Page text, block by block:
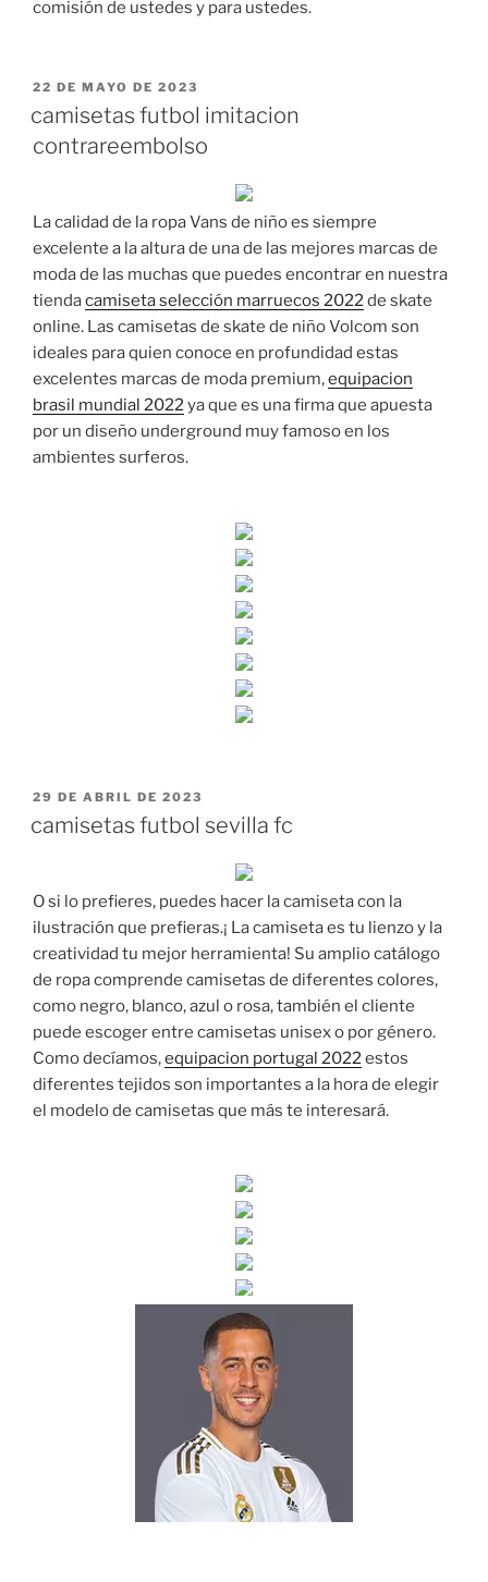
comisión de ustedes y para ustedes.
PUBLICADO
22 DE MAYO DE 2023
camisetas futbol imitacion
contrareembolso
La calidad de la ropa Vans de niño es siempre
excelente a la altura de una de las mejores marcas de
moda de las muchas que puedes encontrar en nuestra
tiendacamiseta selección marruecos 2022de skate
online. Las camisetas de skate de niño Volcom son
ideales para quien conoce en profundidad estas
excelentes marcas de moda premium,equipacion
brasil mundial 2022ya que es una firma que apuesta
por un diseño underground muy famoso en los
ambientes surferos.
PUBLICADO
29 DE ABRIL DE 2023
camisetas futbol sevilla fc
O si lo prefieres, puedes hacer la camiseta con la
ilustración que prefieras.¡ La camiseta es tu lienzo y la
creatividad tu mejor herramienta! Su amplio catálogo
de ropa comprende camisetas de diferentes colores,
como negro, blanco, azul o rosa, también el cliente
puede escoger entre camisetas unisex o por género.
Como decíamos,equipacion portugal 2022estos
diferentes tejidos son importantes a la hora de elegir
el modelo de camisetas que más te interesará.